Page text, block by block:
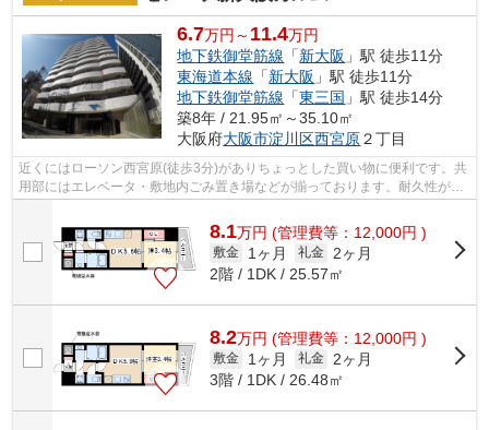
6.7万円～ 11.4万円
地下鉄御堂筋線 「新大阪 」駅 徒歩11分
東海道本線 「新大阪 」駅 徒歩11分
地下鉄御堂筋線 「東三国 」駅 徒歩14分
築8年 / 21.95㎡～35.10㎡
大阪府大阪市淀川区西宮原２丁目
近くにはローソン西宮原(徒歩3分)がありちょっとした買い物に便利です。共
用部にはエレベータ・敷地内ごみ置き場などが揃っております。耐久性が高
8.1万円 (管理費等：12,000円 )
敷金 1ヶ月 礼金
2ヶ月
2階 / 1DK / 25.57㎡
8.2万円 (管理費等：12,000円 )
敷金 1ヶ月 礼金
2ヶ月
3階 / 1DK / 26.48㎡